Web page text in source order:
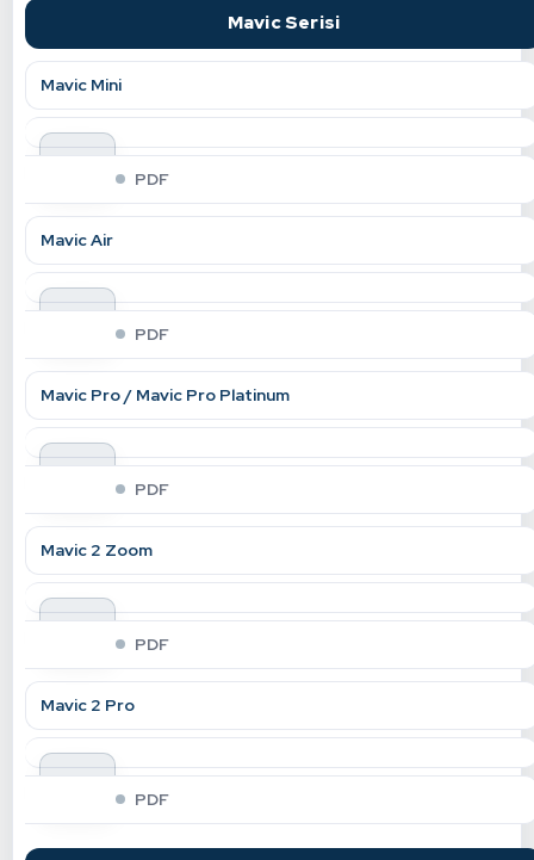
Mavic Serisi
Mavic Mini
indir
PDF
Mavic Air
indir
PDF
Mavic Pro / Mavic Pro Platinum
indir
PDF
Mavic 2 Zoom
indir
PDF
Mavic 2 Pro
indir
PDF